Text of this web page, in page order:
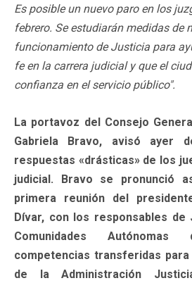
Es posible un nuevo paro en los
febrero. Se estudiarán medidas de
funcionamiento de Justicia para
fe en la carrera judicial y que el
confianza en el servicio público".
La portavoz del Consejo
Gabriela Bravo, avisó ayer
respuestas «drásticas» de los
judicial. Bravo se pronunció
primera reunión del
Dívar, con los responsables de
Comunidades
competencias transferidas
de la Administración